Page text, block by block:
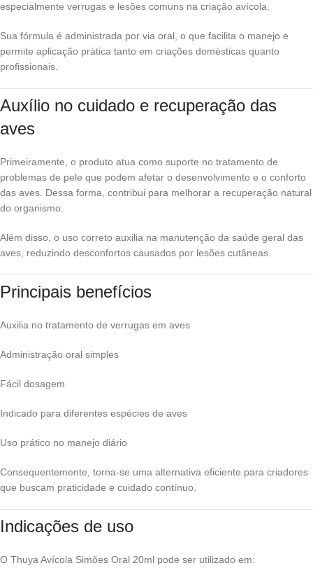
especialmente verrugas e lesões comuns na criação avícola.
Sua fórmula é administrada por via oral, o que facilita o manejo e
permite aplicação prática tanto em criações domésticas quanto
profissionais.
Auxílio no cuidado e recuperação das
aves
Primeiramente, o produto atua como suporte no tratamento de
problemas de pele que podem afetar o desenvolvimento e o conforto
das aves. Dessa forma, contribui para melhorar a recuperação natural
do organismo.
Além disso, o uso correto auxilia na manutenção da saúde geral das
aves, reduzindo desconfortos causados por lesões cutâneas.
Principais benefícios
Auxilia no tratamento de verrugas em aves
Administração oral simples
Fácil dosagem
Indicado para diferentes espécies de aves
Uso prático no manejo diário
Consequentemente, torna-se uma alternativa eficiente para criadores
que buscam praticidade e cuidado contínuo.
Indicações de uso
O Thuya Avícola Simões Oral 20ml pode ser utilizado em: